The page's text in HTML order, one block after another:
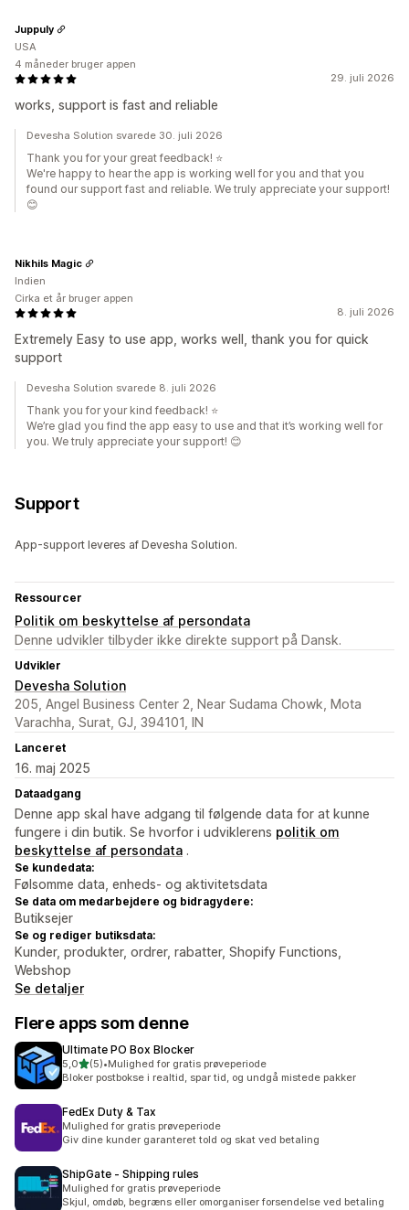
29. juli 2026
works, support is fast and reliable
Juppuly
USA
4 måneder bruger appen
Devesha Solution svarede 30. juli 2026
Thank you for your great feedback! ⭐
We're happy to hear the app is working well for you and that you
found our support fast and reliable. We truly appreciate your support!
😊
8. juli 2026
Extremely Easy to use app, works well, thank you for quick
support
Nikhils Magic
Indien
Cirka et år bruger appen
Devesha Solution svarede 8. juli 2026
Thank you for your kind feedback! ⭐
We’re glad you find the app easy to use and that it’s working well for
you. We truly appreciate your support! 😊
Support
App-support leveres af Devesha Solution.
Ressourcer
Politik om beskyttelse af persondata
Denne udvikler tilbyder ikke direkte support på Dansk.
Udvikler
Devesha Solution
205, Angel Business Center 2, Near Sudama Chowk, Mota
Varachha, Surat, GJ, 394101, IN
Lanceret
16. maj 2025
Dataadgang
Denne app skal have adgang til følgende data for at kunne
fungere i din butik. Se hvorfor i udviklerens politik om
beskyttelse af persondata .
Se kundedata:
Følsomme data, enheds- og aktivitetsdata
Se data om medarbejdere og bidragydere:
Butiksejer
Se og rediger butiksdata:
Kunder, produkter, ordrer, rabatter, Shopify Functions,
Webshop
Se detaljer
Flere apps som denne
Ultimate PO Box Blocker
5,0ud af 5 stjerner
(5)
5 anmeldelser i alt
•Mulighed for gratis prøveperiode
Bloker postbokse i realtid, spar tid, og undgå mistede pakker
FedEx Duty & Tax
Mulighed for gratis prøveperiode
Giv dine kunder garanteret told og skat ved betaling
ShipGate ‑ Shipping rules
Mulighed for gratis prøveperiode
Skjul, omdøb, begræns eller omorganiser forsendelse ved betaling